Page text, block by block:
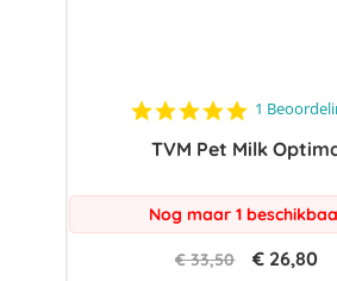
5.0
rating
1
TVM Pet Milk
Nog maar 1
€ 33,50 € 26,80